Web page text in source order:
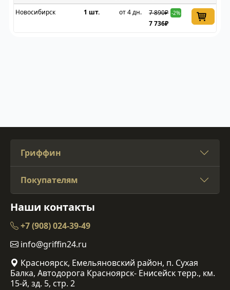
Новосибирск
1 шт. от 4 дн. 7 890₽ -2%
7 736₽
Гриффин
Покупателям
Наши контакты
+7 (908) 024-39-49
info@griffin24.ru
Красноярск, Емельяновский район, п. Сухая
Балка, Автодорога Красноярск- Енисейск терр., км.
15-й, зд. 5, стр. 2